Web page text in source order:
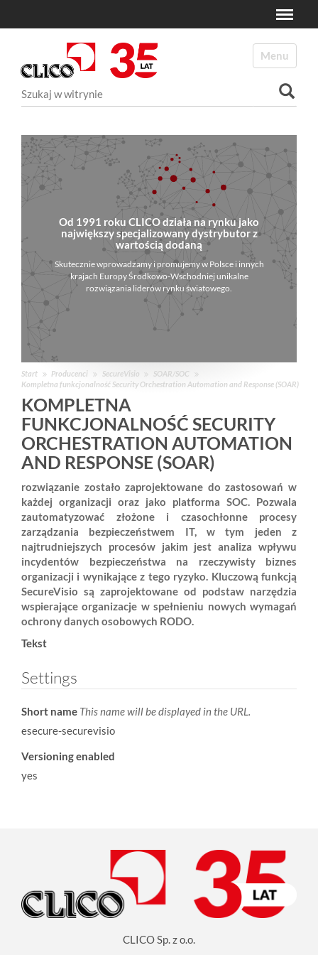
Toggle
Od 1991 roku CLICO działa na rynku jako
największy specjalizowany dystrybutor z
wartością dodaną
Skutecznie wprowadzamy i promujemy w Polsce i innych
krajach Europy Środkowo-Wschodniej unikalne
rozwiązania liderów rynku światowego.
Start Producenci SecureVisio
SOAR/SOC
Kompletna funkcjonalność Security Orchestration Automation and Response (SOAR)
KOMPLETNA
FUNKCJONALNOŚĆ SECURITY
ORCHESTRATION AUTOMATION
AND RESPONSE (SOAR)
rozwiązanie zostało zaprojektowane do zastosowań w
każdej organizacji oraz jako platforma SOC. Pozwala
zautomatyzować złożone i czasochłonne procesy
zarządzania bezpieczeństwem IT, w tym jeden z
najtrudniejszych procesów jakim jest analiza wpływu
incydentów bezpieczeństwa na rzeczywisty biznes
organizacji i wynikające z tego ryzyko. Kluczową funkcją
SecureVisio są zaprojektowane od podstaw narzędzia
wspierające organizacje w spełnieniu nowych wymagań
ochrony danych osobowych RODO.
Tekst
Settings
Short name This name will be displayed in the URL.
esecure-securevisio
Versioning enabled
yes
CLICO Sp. z o.o.